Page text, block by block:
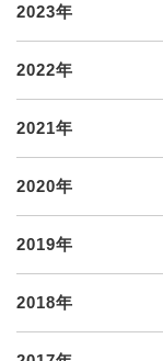
2023年
2022年
2021年
2020年
2019年
2018年